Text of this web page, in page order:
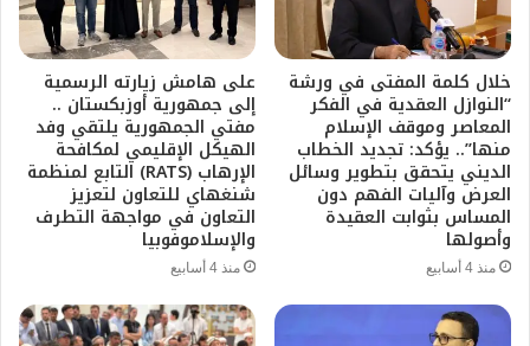
خلال كلمة المفتى في ورشة
“النوازل العقدية في الفكر
المعاصر وموقف الإسلام
منها”.. يؤكد: تجديد الخطاب
الديني يتحقق بتطوير وسائل
العرض وآليات الفهم دون
المساس بثوابت العقيدة
وأصولها
منذ 4 أسابيع
على هامش زيارته الرسمية
إلى جمهورية أوزبكستان ..
مفتي الجمهورية يلتقي وفد
الهيكل الإقليمي لمكافحة
الإرهاب (RATS) التابع لمنظمة
شنغهاي للتعاون لتعزيز
التعاون في مواجهة التطرف
والإسلاموفوبيا
منذ 4 أسابيع